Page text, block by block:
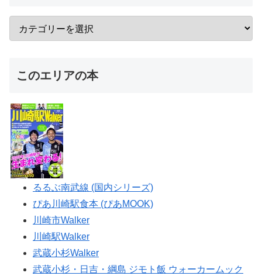
このエリアの本
るるぶ南武線 (国内シリーズ)
ぴあ川崎駅食本 (ぴあMOOK)
川崎市Walker
川崎駅Walker
武蔵小杉Walker
武蔵小杉・日吉・綱島 ジモト飯 ウォーカームック